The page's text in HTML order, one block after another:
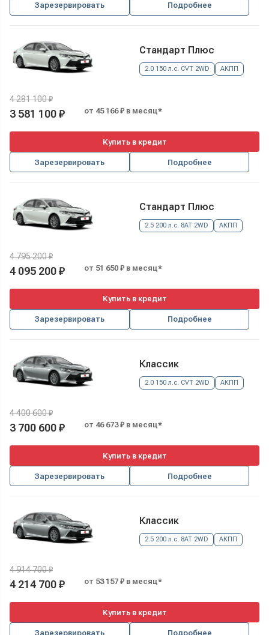
Зарезервировать Подробнее
Стандарт Плюс
2.0 150 л.с. CVT 2WD АКПП
4 281 100 ₽
3 581 100 ₽ от 45 166 ₽ в месяц*
Купить в кредит
Зарезервировать Подробнее
Стандарт Плюс
2.5 200 л.с. 8AT 2WD АКПП
4 795 200 ₽
4 095 200 ₽ от 51 650 ₽ в месяц*
Купить в кредит
Зарезервировать Подробнее
Классик
2.0 150 л.с. CVT 2WD АКПП
4 400 600 ₽
3 700 600 ₽ от 46 673 ₽ в месяц*
Купить в кредит
Зарезервировать Подробнее
Классик
2.5 200 л.с. 8AT 2WD АКПП
4 914 700 ₽
4 214 700 ₽ от 53 157 ₽ в месяц*
Купить в кредит
Зарезервировать Подробнее